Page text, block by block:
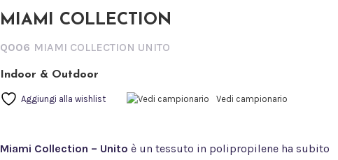
MIAMI COLLECTION
Q006 MIAMI COLLECTION UNITO
Indoor & Outdoor
Aggiungi alla wishlist Vedi campionario
Miami Collection – Unito è un tessuto in polipropilene ha subito